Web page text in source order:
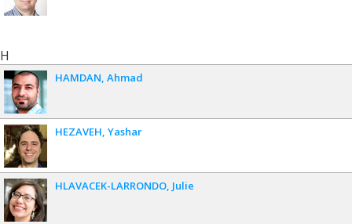
H
HAMDAN Ahmad
HEZAVEH Yashar
HLAVACEK-LARRONDO Julie